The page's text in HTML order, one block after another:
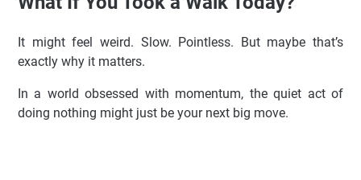
It might feel weird. Slow. Pointless. But maybe that’s
exactly why it matters.
In a world obsessed with momentum, the quiet act of
doing nothing might just be your next big move.